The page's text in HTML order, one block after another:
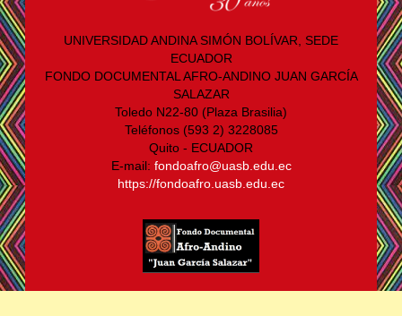
UNIVERSIDAD ANDINA SIMÓN BOLÍVAR, SEDE
ECUADOR
FONDO DOCUMENTAL AFRO-ANDINO JUAN GARCÍA
SALAZAR
Toledo N22-80 (Plaza Brasilia)
Teléfonos (593 2) 3228085
Quito - ECUADOR
E-mail: fondoafro@uasb.edu.ec
https://fondoafro.uasb.edu.ec